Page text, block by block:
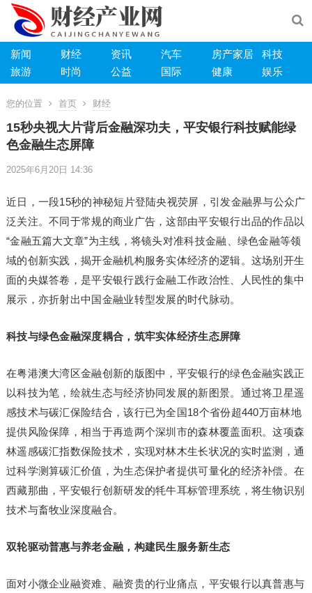
新闻 财经 资讯 汽车 房产家居
科技
旅游
时尚 公益 国际 健康 娱乐
您的位置 首页 财经
15秒央视大片背后金融深功夫，平安银行科技赋能绿
色金融生态屏障
2025年6月20日 14:36
近日，一段15秒的神秘短片登陆央视荧屏，引发金融界与公众广
泛关注。不同于常规的商业广告，这部由平安银行出品的作品以
“金融五篇大文章”为主线，将镜头对准科技金融、绿色金融等领
域的创新实践，揭开金融机构服务实体经济的逻辑。这场别开生
面的央媒答卷，是平安银行践行金融工作政治性、人民性的集中
展示，亦折射出中国金融业转型发展的时代脉动。
科技与绿色金融深度耦合，筑牢实体经济生态屏障
在粤港澳大湾区金融创新的版图中，平安银行的绿色金融实践正
以科技为笔，绘就生态与经济协同发展的新图景。通过将卫星遥
感技术与碳汇保险结合，该行已为全国18个省份超440万亩林地
提供风险保障，相当于再造两个深圳市的森林覆盖面积。这项森
林遥感碳汇指数保险技术，实现对林木生长状况的实时监测，通
过科学测算碳汇价值，为生态保护者提供可量化的经济补偿。在
西藏那曲，平安银行创新研发的牦牛耳标管理系统，将生物识别
技术与畜牧业深度融合。
双轮驱动普惠与养老金融，构建民生服务新生态
面对小微企业融资难、融资贵的行业痛点，平安银行以真普惠与